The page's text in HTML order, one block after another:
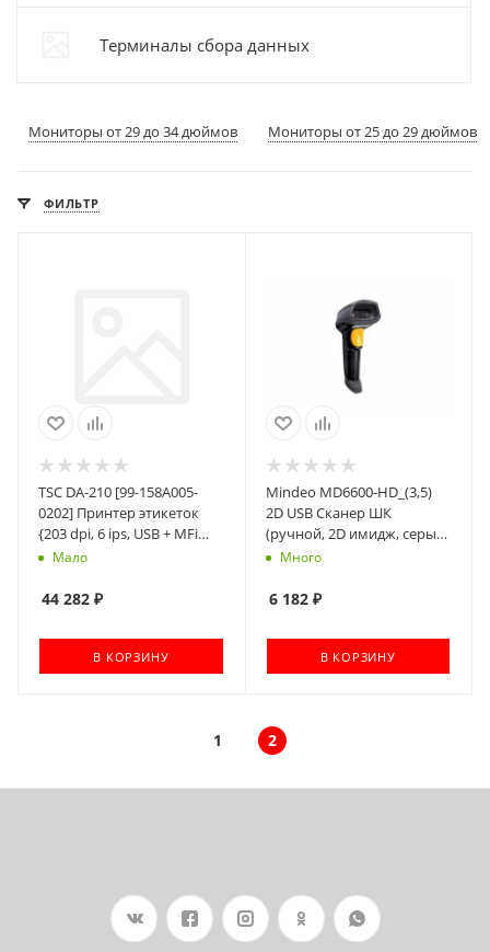
Терминалы сбора данных
Мониторы от 29 до 34 дюймов Мониторы от 25 до 29 дюймов
ФИЛЬТР
TSC DA-210 [99-158A005-
0202] Принтер этикеток
{203 dpi, 6 ips, USB + MFi
Bluetooth}
Мало
44 282 ₽
В КОРЗИНУ
Mindeo MD6600-HD_(3,5)
2D USB Сканер ШК
(ручной, 2D имидж, серый;
ЕГАИС; Честный Знак) USB
Много
6 182₽
В КОРЗИНУ
1 2